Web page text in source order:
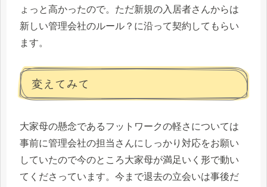
ょっと高かったので。ただ新規の入居者さんからは
新しい管理会社のルール？に沿って契約してもらい
ます。
変えてみて
大家母の懸念であるフットワークの軽さについては
事前に管理会社の担当さんにしっかり対応をお願い
していたので今のところ大家母が満足いく形で動い
てくださっています。今まで退去の立会いは事後だ